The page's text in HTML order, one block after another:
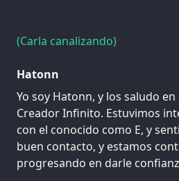
(Carla canalizando)
Hatonn
Yo soy Hatonn, y los saludo
Creador Infinito. Estuvimos
con el conocido como E, y
buen contacto, y estamos
progresando en darle